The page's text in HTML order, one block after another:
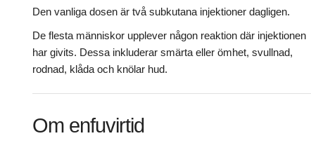
Den vanliga dosen är två subkutana injektioner dagligen.
De flesta människor upplever någon reaktion där injektionen
har givits. Dessa inkluderar smärta eller ömhet, svullnad,
rodnad, klåda och knölar hud.
Om enfuvirtid